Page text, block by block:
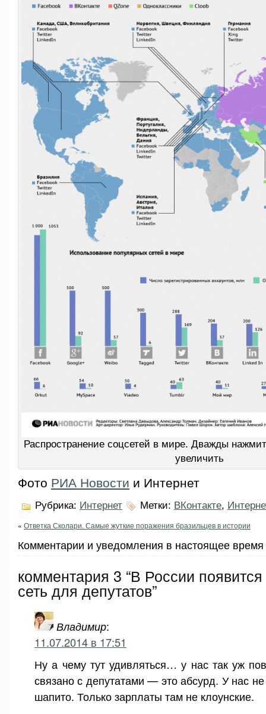
Распространение соцсетей в мире. Дважды
увеличить
Фото РИА Новости и Интернет
Рубрика: Интернет Метки: ВКонтакте,
« Ответка Сколари. Самые жуткие поражения бразильцев в истории
Комментарии и уведомления в настоящее
комментария 3 “В России
сеть для депутатов”
Владимир:
11.07.2014 в 17:51
Ну а чему тут удивляться… у нас так уж
связано с депутатами — это абсурд. У нас
шапито. Только зарплаты там не клоунские.